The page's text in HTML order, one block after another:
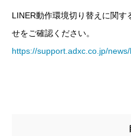
LINER動作環境切り替えに関す
せをご確認ください。
https://support.adxc.co.jp/